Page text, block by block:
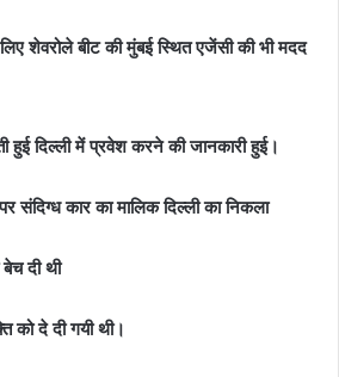
शेवरोले बीट की मुंबई स्थित एजेंसी की भी मदद
हुई दिल्ली में प्रवेश करने की जानकारी हुई।
संदिग्ध कार का मालिक दिल्ली का निकला
दी थी
को दे दी गयी थी।